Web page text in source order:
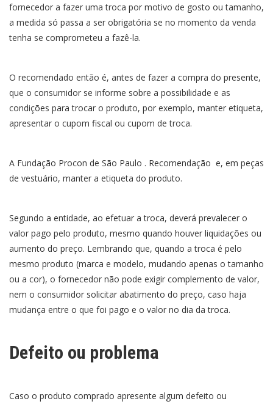
fornecedor a fazer uma troca por motivo de gosto ou tamanho,
a medida só passa a ser obrigatória se no momento da venda
tenha se comprometeu a fazê-la.
O recomendado então é, antes de fazer a compra do presente,
que o consumidor se informe sobre a possibilidade e as
condições para trocar o produto, por exemplo, manter etiqueta,
apresentar o cupom fiscal ou cupom de troca.
A Fundação Procon de São Paulo . Recomendação e, em peças
de vestuário, manter a etiqueta do produto.
Segundo a entidade, ao efetuar a troca, deverá prevalecer o
valor pago pelo produto, mesmo quando houver liquidações ou
aumento do preço. Lembrando que, quando a troca é pelo
mesmo produto (marca e modelo, mudando apenas o tamanho
ou a cor), o fornecedor não pode exigir complemento de valor,
nem o consumidor solicitar abatimento do preço, caso haja
mudança entre o que foi pago e o valor no dia da troca.
Defeito ou problema
Caso o produto comprado apresente algum defeito ou